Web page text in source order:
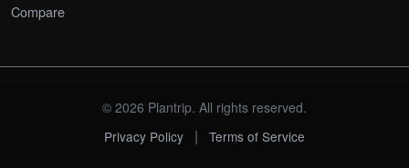
Compare
© 2026 Plantrip. All rights reserved.
Privacy Policy
| Terms of Service